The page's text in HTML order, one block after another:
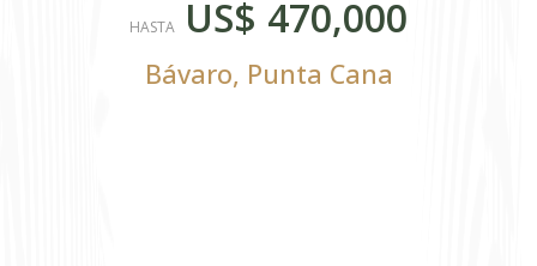
HASTA US$ 470,000
Bávaro, Punta Cana